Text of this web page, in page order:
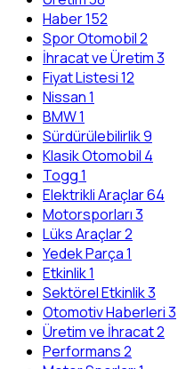
Haber152
Spor Otomobil2
İhracat ve Üretim3
Fiyat Listesi12
Nissan1
BMW1
Sürdürülebilirlik9
Klasik Otomobil 4
Togg1
Elektrikli Araçlar64
Motorsporları3
Lüks Araçlar2
Yedek Parça1
Etkinlik1
Sektörel Etkinlik3
Otomotiv Haberleri3
Üretim ve İhracat2
Performans2